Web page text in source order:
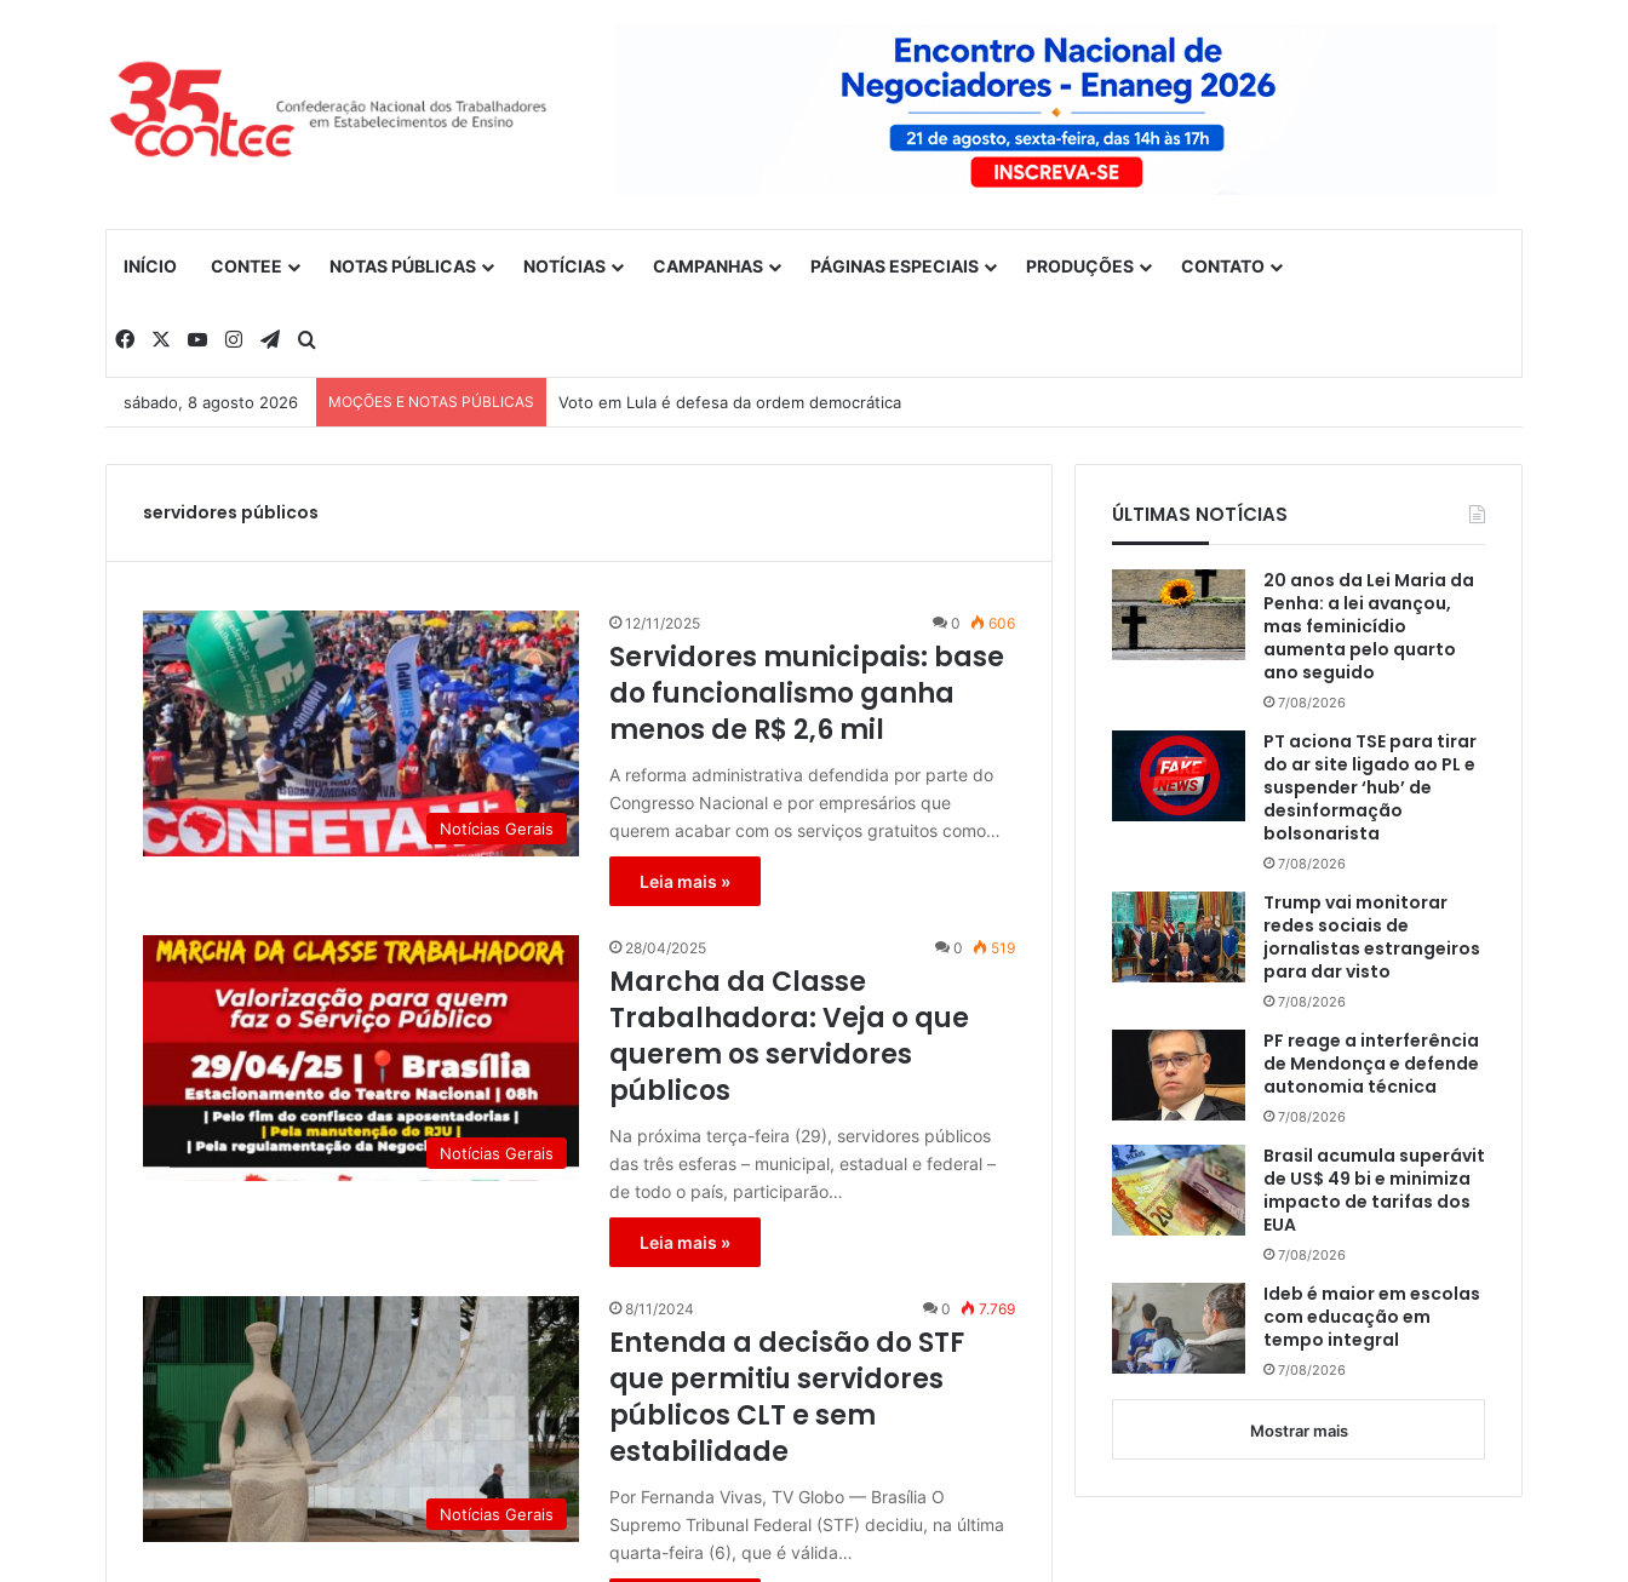
INÍCIO CONTEE NOTAS PÚBLICAS NOTÍCIAS CAMPANHAS PÁGINAS ESPECIAIS PRODUÇÕES CONTATO
Facebook YouTubeInstagramTelegram
sábado, 8 agosto 2026 MOÇÕES E NOTAS PÚBLICAS Voto em Lula é defesa da ordem democrática
servidores públicos
Notícias Gerais
12/11/2025 0 606
Servidores municipais: base
do funcionalismo ganha
menos de R$ 2,6 mil
A reforma administrativa defendida por parte do
Congresso Nacional e por empresários que
querem acabar com os serviços gratuitos como…
Leia mais »
Notícias Gerais
28/04/2025 0 519
Marcha da Classe
Trabalhadora: Veja o que
querem os servidores
públicos
Na próxima terça-feira (29), servidores públicos
das três esferas – municipal, estadual e federal –
de todo o país, participarão…
Leia mais »
Notícias Gerais
8/11/2024 0 7.769
Entenda a decisão do STF
que permitiu servidores
públicos CLT e sem
estabilidade
Por Fernanda Vivas, TV Globo — Brasília O
Supremo Tribunal Federal (STF) decidiu, na última
quarta-feira (6), que é válida…
ÚLTIMAS NOTÍCIAS
20 anos da Lei Maria da
Penha: a lei avançou,
mas feminicídio
aumenta pelo quarto
ano seguido
7/08/2026
PT aciona TSE para tirar
do ar site ligado ao PL e
suspender ‘hub’ de
desinformação
bolsonarista
7/08/2026
Trump vai monitorar
redes sociais de
jornalistas estrangeiros
para dar visto
7/08/2026
PF reage a interferência
de Mendonça e defende
autonomia técnica
7/08/2026
Brasil acumula superávit
de US$ 49 bi e minimiza
impacto de tarifas dos
EUA
7/08/2026
Ideb é maior em escolas
com educação em
tempo integral
7/08/2026
Mostrar mais